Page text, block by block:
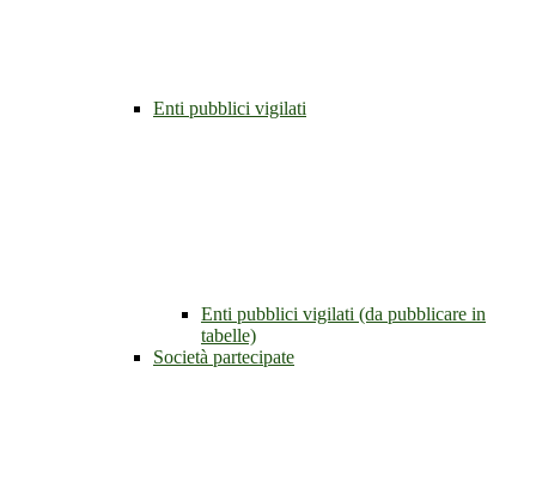
Enti pubblici vigilati
Enti pubblici vigilati (da pubblicare in
tabelle)
Società partecipate